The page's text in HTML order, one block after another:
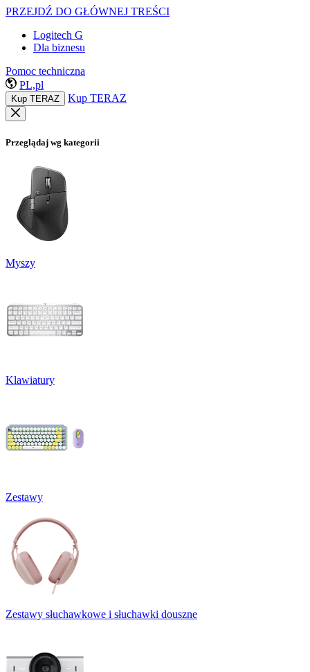
PRZEJDŹ DO GŁÓWNEJ TREŚCI
Logitech G
Dla biznesu
Pomoc techniczna
PL,pl
Kup TERAZ Kup TERAZ
Przeglądaj wg kategorii
Myszy
Klawiatury
Zestawy
Zestawy słuchawkowe i słuchawki douszne